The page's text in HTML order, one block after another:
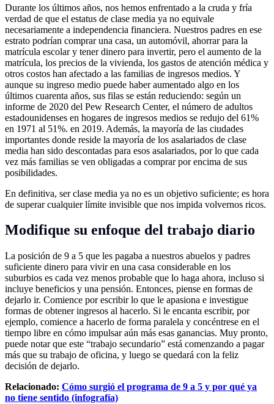
Durante los últimos años, nos hemos enfrentado a la cruda y fría
verdad de que el estatus de clase media ya no equivale
necesariamente a independencia financiera. Nuestros padres en ese
estrato podrían comprar una casa, un automóvil, ahorrar para la
matrícula escolar y tener dinero para invertir, pero el aumento de la
matrícula, los precios de la vivienda, los gastos de atención médica y
otros costos han afectado a las familias de ingresos medios. Y
aunque su ingreso medio puede haber aumentado algo en los
últimos cuarenta años, sus filas se están reduciendo: según un
informe de 2020 del Pew Research Center, el número de adultos
estadounidenses en hogares de ingresos medios se redujo del 61%
en 1971 al 51%. en 2019. Además, la mayoría de las ciudades
importantes donde reside la mayoría de los asalariados de clase
media han sido descontadas para esos asalariados, por lo que cada
vez más familias se ven obligadas a comprar por encima de sus
posibilidades.
En definitiva, ser clase media ya no es un objetivo suficiente; es hora
de superar cualquier límite invisible que nos impida volvernos ricos.
Modifique su enfoque del trabajo diario
La posición de 9 a 5 que les pagaba a nuestros abuelos y padres
suficiente dinero para vivir en una casa considerable en los
suburbios es cada vez menos probable que lo haga ahora, incluso si
incluye beneficios y una pensión. Entonces, piense en formas de
dejarlo ir. Comience por escribir lo que le apasiona e investigue
formas de obtener ingresos al hacerlo. Si le encanta escribir, por
ejemplo, comience a hacerlo de forma paralela y concéntrese en el
tiempo libre en cómo impulsar aún más esas ganancias. Muy pronto,
puede notar que este “trabajo secundario” está comenzando a pagar
más que su trabajo de oficina, y luego se quedará con la feliz
decisión de dejarlo.
Relacionado: Cómo surgió el programa de 9 a 5 y por qué ya
no tiene sentido (infografía)